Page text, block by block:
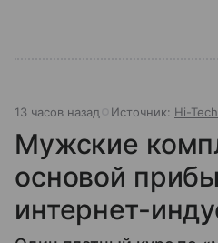
13 часов назад Источник: Hi-
Мужские
основой
интернет-